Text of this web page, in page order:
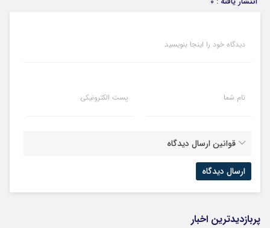
دیدگاه خود را اینجا بنویسید
نام شما پست الکترونیکی
قوانین ارسال دیدگاه
پربازدیدترین اخبار